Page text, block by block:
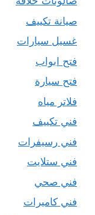
صيانة تكييف
غسيل سيارات
فتح ابواب
فتح سيارة
فلاتر مياه
فني تكييف
فني رسيفرات
فني ستلايت
فني صحي
فني كاميرات